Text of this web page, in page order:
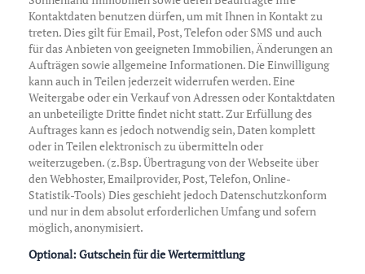
Kontaktdaten benutzen dürfen, um mit Ihnen in Kontakt zu
treten. Dies gilt für Email, Post, Telefon oder SMS und auch
für das Anbieten von geeigneten Immobilien, Änderungen an
Aufträgen sowie allgemeine Informationen. Die Einwilligung
kann auch in Teilen jederzeit widerrufen werden. Eine
Weitergabe oder ein Verkauf von Adressen oder Kontaktdaten
an unbeteiligte Dritte findet nicht statt. Zur Erfüllung des
Auftrages kann es jedoch notwendig sein, Daten komplett
oder in Teilen elektronisch zu übermitteln oder
weiterzugeben. (z.Bsp. Übertragung von der Webseite über
den Webhoster, Emailprovider, Post, Telefon, Online-
Statistik-Tools) Dies geschieht jedoch Datenschutzkonform
und nur in dem absolut erforderlichen Umfang und sofern
möglich, anonymisiert.
Optional: Gutschein für die Wertermittlung